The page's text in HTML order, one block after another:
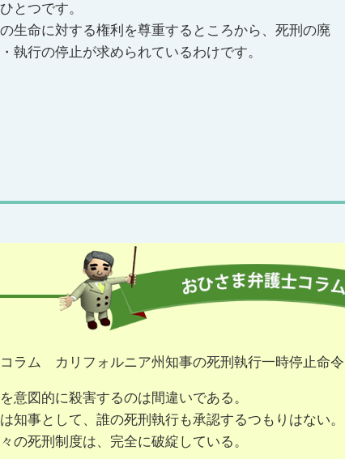
とつです。
生命に対する権利を尊重するところから、死刑の廃
執行の停止が求められているわけです。
ラム カリフォルニア州知事の死刑執行一時停止命令
を意図的に殺害するのは間違いである。
知事として、誰の死刑執行も承認するつもりはない。
の死刑制度は、完全に破綻している。